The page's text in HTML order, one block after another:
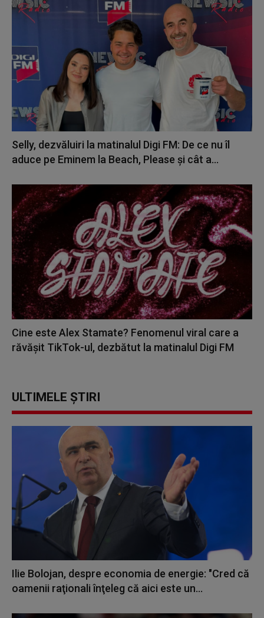
Selly, dezvăluiri la matinalul Digi FM: De ce nu îl
aduce pe Eminem la Beach, Please și cât a...
Cine este Alex Stamate? Fenomenul viral care a
răvășit TikTok-ul, dezbătut la matinalul Digi FM
ULTIMELE ȘTIRI
Ilie Bolojan, despre economia de energie: "Cred că
oamenii raţionali înţeleg că aici este un...